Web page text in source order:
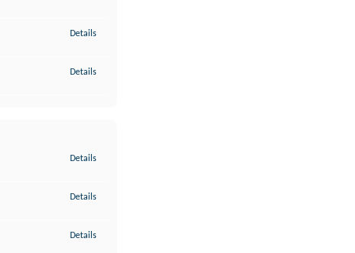
Details
Details
Details
Details
Details